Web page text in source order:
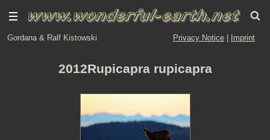
Gordana & Ralf Kistowski Privacy Notice Imprint
2012Rupicapra rupicapra